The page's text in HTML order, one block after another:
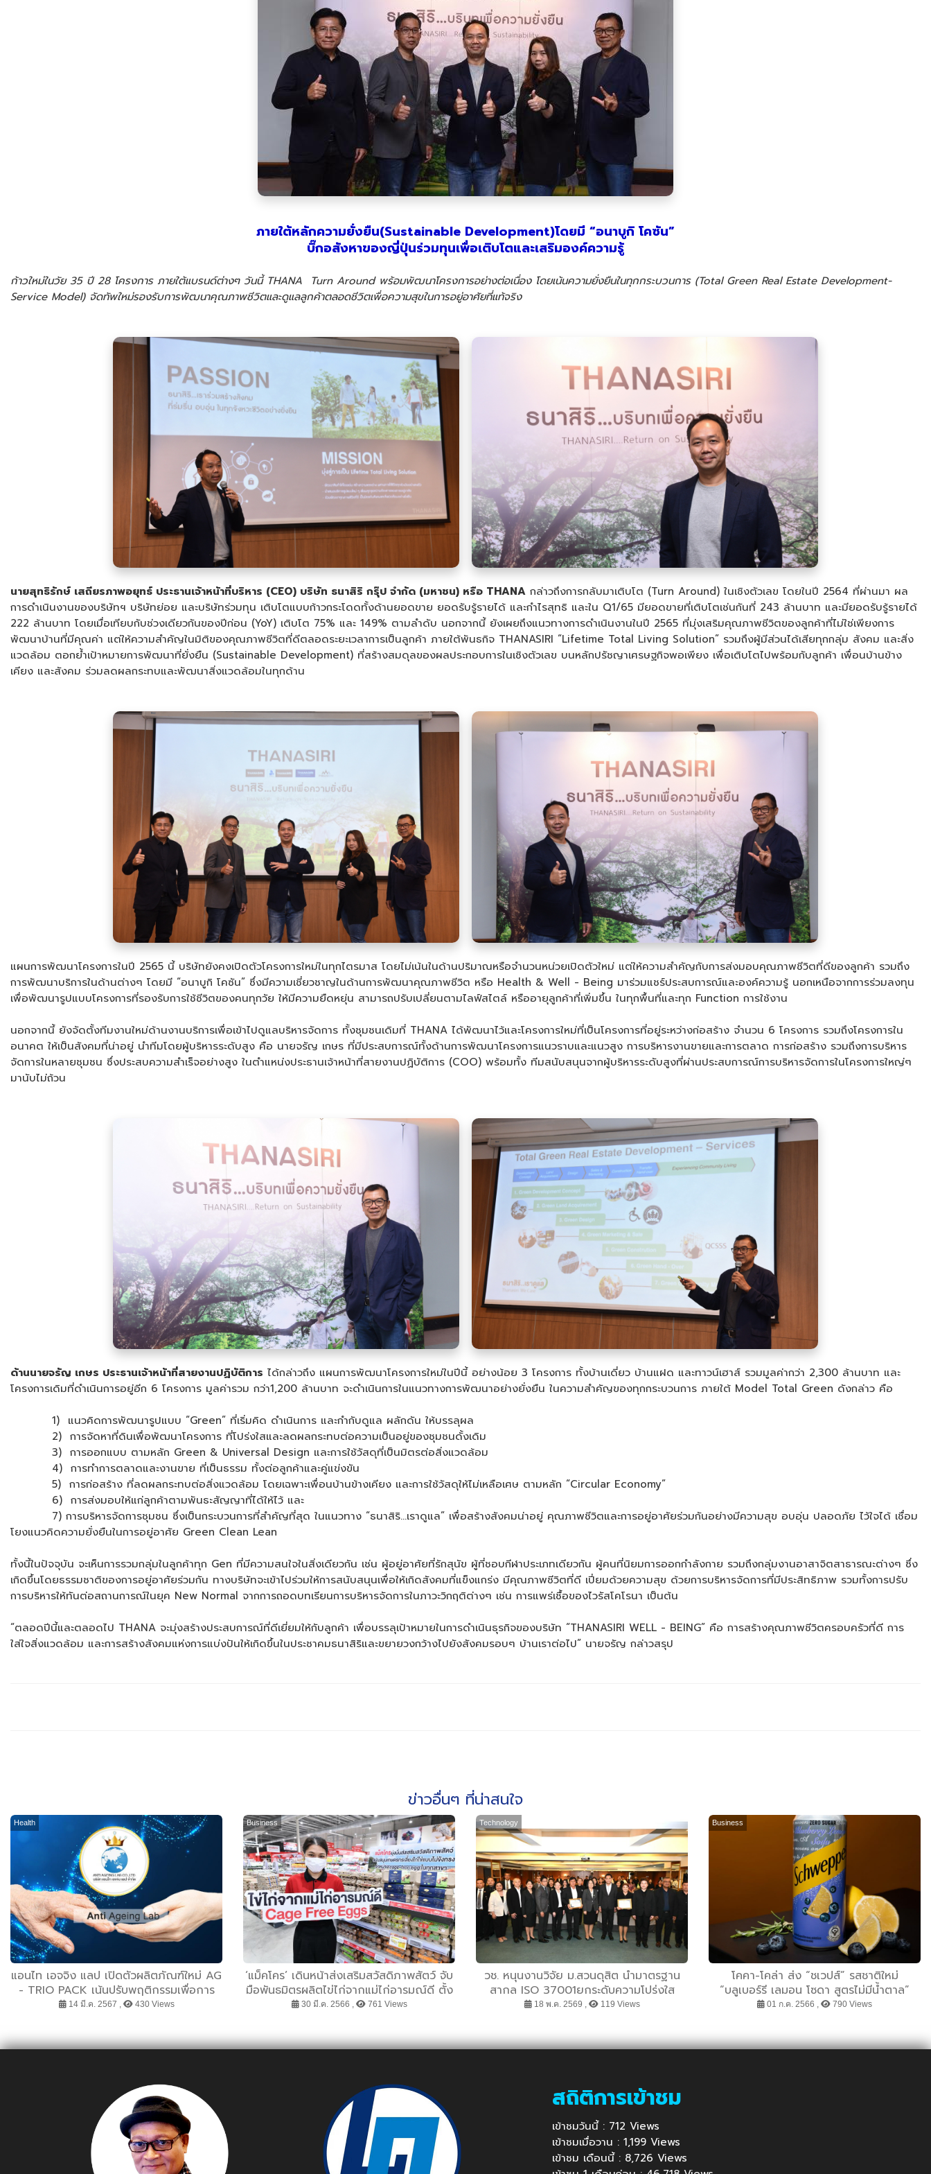
ภายใต้หลักความยั่งยืน(Sustainable Development)โดยมี “อนาบูกิ โคซัน”
บิ๊กอสังหาของญี่ปุ่นร่วมทุนเพื่อเติบโตและเสริมองค์ความรู้
ก้าวใหม่ในวัย 35 ปี 28 โครงการ ภายใต้แบรนด์ต่างๆ วันนี้ THANA Turn Around พร้อมพัฒนาโครงการอย่างต่อเนื่อง โดยเน้นความยั่งยืนในทุกกระบวนการ (Total Green Real Estate Development-
Service Model) จัดทัพใหม่รองรับการพัฒนาคุณภาพชีวิตและดูแลลูกค้าตลอดชีวิตเพื่อความสุขในการอยู่อาศัยที่แท้จริง
นายสุทธิรักษ์ เสถียรภาพอยุทธ์ ประธานเจ้าหน้าที่บริหาร (CEO) บริษัท ธนาสิริ กรุ๊ป จำกัด (มหาชน) หรือ THANA กล่าวถึงการกลับมาเติบโต (Turn Around) ในเชิงตัวเลข โดยในปี 2564 ที่ผ่านมา ผล
การดำเนินงานของบริษัทฯ บริษัทย่อย และบริษัทร่วมทุน เติบโตแบบก้าวกระโดดทั้งด้านยอดขาย ยอดรับรู้รายได้ และกำไรสุทธิ และใน Q1/65 มียอดขายที่เติบโตเช่นกันที่ 243 ล้านบาท และมียอดรับรู้รายได้
222 ล้านบาท โดยเมื่อเทียบกับช่วงเดียวกันของปีก่อน (YoY) เติบโต 75% และ 149% ตามลำดับ นอกจากนี้ ยังเผยถึงแนวทางการดำเนินงานในปี 2565 ที่มุ่งเสริมคุณภาพชีวิตของลูกค้าที่ไม่ใช่เพียงการ
พัฒนาบ้านที่มีคุณค่า แต่ให้ความสำคัญในมิติของคุณภาพชีวิตที่ดีตลอดระยะเวลาการเป็นลูกค้า ภายใต้พันธกิจ THANASIRI “Lifetime Total Living Solution” รวมถึงผู้มีส่วนได้เสียทุกกลุ่ม สังคม และสิ่ง
แวดล้อม ตอกย้ำเป้าหมายการพัฒนาที่ยั่งยืน (Sustainable Development) ที่สร้างสมดุลของผลประกอบการในเชิงตัวเลข บนหลักปรัชญาเศรษฐกิจพอเพียง เพื่อเติบโตไปพร้อมกับลูกค้า เพื่อนบ้านข้าง
เคียง และสังคม ร่วมลดผลกระทบและพัฒนาสิ่งแวดล้อมในทุกด้าน
แผนการพัฒนาโครงการในปี 2565 นี้ บริษัทยังคงเปิดตัวโครงการใหม่ในทุกไตรมาส โดยไม่เน้นในด้านปริมาณหรือจำนวนหน่วยเปิดตัวใหม่ แต่ให้ความสำคัญกับการส่งมอบคุณภาพชีวิตที่ดีของลูกค้า รวมถึง
การพัฒนาบริการในด้านต่างๆ โดยมี “อนาบูกิ โคซัน” ซึ่งมีความเชี่ยวชาญในด้านการพัฒนาคุณภาพชีวิต หรือ Health & Well - Being มาร่วมแชร์ประสบการณ์และองค์ความรู้ นอกเหนือจากการร่วมลงทุน
เพื่อพัฒนารูปแบบโครงการที่รองรับการใช้ชีวิตของคนทุกวัย ให้มีความยืดหยุ่น สามารถปรับเปลี่ยนตามไลฟ์สไตล์ หรืออายุลูกค้าที่เพิ่มขึ้น ในทุกพื้นที่และทุก Function การใช้งาน
นอกจากนี้ ยังจัดตั้งทีมงานใหม่ด้านงานบริการเพื่อเข้าไปดูแลบริหารจัดการ ทั้งชุมชนเดิมที่ THANA ได้พัฒนาไว้และโครงการใหม่ที่เป็นโครงการที่อยู่ระหว่างก่อสร้าง จำนวน 6 โครงการ รวมถึงโครงการใน
อนาคต ให้เป็นสังคมที่น่าอยู่ นำทีมโดยผู้บริหารระดับสูง คือ นายจรัญ เกษร ที่มีประสบการณ์ทั้งด้านการพัฒนาโครงการแนวราบและแนวสูง การบริหารงานขายและการตลาด การก่อสร้าง รวมถึงการบริหาร
จัดการในหลายชุมชน ซึ่งประสบความสำเร็จอย่างสูง ในตำแหน่งประธานเจ้าหน้าที่สายงานปฏิบัติการ (COO) พร้อมทั้ง ทีมสนับสนุนจากผู้บริหารระดับสูงที่ผ่านประสบการณ์การบริหารจัดการในโครงการใหญ่ๆ
มานับไม่ถ้วน
ด้านนายจรัญ เกษร ประธานเจ้าหน้าที่สายงานปฏิบัติการ ได้กล่าวถึง แผนการพัฒนาโครงการใหม่ในปีนี้ อย่างน้อย 3 โครงการ ทั้งบ้านเดี่ยว บ้านแฝด และทาวน์เฮาส์ รวมมูลค่ากว่า 2,300 ล้านบาท และ
โครงการเดิมที่ดำเนินการอยู่อีก 6 โครงการ มูลค่ารวม กว่า1,200 ล้านบาท จะดำเนินการในแนวทางการพัฒนาอย่างยั่งยืน ในความสำคัญของทุกกระบวนการ ภายใต้ Model Total Green ดังกล่าว คือ
1) แนวคิดการพัฒนารูปแบบ “Green” ที่เริ่มคิด ดำเนินการ และกำกับดูแล ผลักดัน ให้บรรลุผล
2) การจัดหาที่ดินเพื่อพัฒนาโครงการ ที่โปร่งใสและลดผลกระทบต่อความเป็นอยู่ของชุมชนดั้งเดิม
3) การออกแบบ ตามหลัก Green & Universal Design และการใช้วัสดุที่เป็นมิตรต่อสิ่งแวดล้อม
4) การทำการตลาดและงานขาย ที่เป็นธรรม ทั้งต่อลูกค้าและคู่แข่งขัน
5) การก่อสร้าง ที่ลดผลกระทบต่อสิ่งแวดล้อม โดยเฉพาะเพื่อนบ้านข้างเคียง และการใช้วัสดุให้ไม่เหลือเศษ ตามหลัก “Circular Economy”
6) การส่งมอบให้แก่ลูกค้าตามพันธะสัญญาที่ได้ให้ไว้ และ
7) การบริหารจัดการชุมชน ซึ่งเป็นกระบวนการที่สำคัญที่สุด ในแนวทาง “ธนาสิริ...เราดูแล” เพื่อสร้างสังคมน่าอยู่ คุณภาพชีวิตและการอยู่อาศัยร่วมกันอย่างมีความสุข อบอุ่น ปลอดภัย ไว้ใจได้ เชื่อม
โยงแนวคิดความยั่งยืนในการอยู่อาศัย Green Clean Lean
ทั้งนี้ในปัจจุบัน จะเห็นการรวมกลุ่มในลูกค้าทุก Gen ที่มีความสนใจในสิ่งเดียวกัน เช่น ผู้อยู่อาศัยที่รักสุนัข ผู้ที่ชอบกีฬาประเภทเดียวกัน ผู้คนที่นิยมการออกกำลังกาย รวมถึงกลุ่มงานอาสาจิตสาธารณะต่างๆ ซึ่ง
เกิดขึ้นโดยธรรมชาติของการอยู่อาศัยร่วมกัน ทางบริษัทจะเข้าไปร่วมให้การสนับสนุนเพื่อให้เกิดสังคมที่แข็งแกร่ง มีคุณภาพชีวิตที่ดี เปี่ยมด้วยความสุข ด้วยการบริหารจัดการที่มีประสิทธิภาพ รวมทั้งการปรับ
การบริหารให้ทันต่อสถานการณ์ในยุค New Normal จากการถอดบทเรียนการบริหารจัดการในภาวะวิกฤติต่างๆ เช่น การแพร่เชื้อของไวรัสโคโรนา เป็นต้น
“ตลอดปีนี้และตลอดไป THANA จะมุ่งสร้างประสบการณ์ที่ดีเยี่ยมให้กับลูกค้า เพื่อบรรลุเป้าหมายในการดำเนินธุรกิจของบริษัท “THANASIRI WELL - BEING” คือ การสร้างคุณภาพชีวิตครอบครัวที่ดี การ
ใส่ใจสิ่งแวดล้อม และการสร้างสังคมแห่งการแบ่งปันให้เกิดขึ้นในประชาคมธนาสิริและขยายวงกว้างไปยังสังคมรอบๆ บ้านเราต่อไป” นายจรัญ กล่าวสรุป
ข่าวอื่นๆ ที่น่าสนใจ
Health
แอนไท เอจจิง แลป เปิดตัวผลิตภัณฑ์ใหม่ AG
- TRIO PACK เน้นปรับพฤติกรรมเพื่อการ
ป้องกัน ตอบรับการแพทย์เวชศาสตร์วิถีชีวิต
14 มี.ค. 2567 , 430 Views
Business
‘แม็คโคร’ เดินหน้าส่งเสริมสวัสดิภาพสัตว์ จับ
มือพันธมิตรผลิตไข่ไก่จากแม่ไก่อารมณ์ดี ตั้ง
เป้าขยายการรับซื้อ-จำหน่าย ในราคาที่เอื้อม
30 มี.ค. 2566 , 761 Views
Technology
วช. หนุนงานวิจัย ม.สวนดุสิต นำมาตรฐาน
สากล ISO 37001ยกระดับความโปร่งใส
องค์กรปกครองส่วนท้องถิ่น
18 พ.ค. 2569 , 119 Views
Business
โคคา-โคล่า ส่ง “ชเวปส์” รสชาติใหม่
“บลูเบอร์รี เลมอน โซดา สูตรไม่มีน้ำตาล”
เอาใจคนรุ่นใหม่วัยทำงานด้วยรสชาติที่ผสาน
01 ก.ค. 2566 , 790 Views
สถิติการเข้าชม
เข้าชมวันนี้ : 712 Views
เข้าชมเมื่อวาน : 1,199 Views
เข้าชม เดือนนี้ : 8,726 Views